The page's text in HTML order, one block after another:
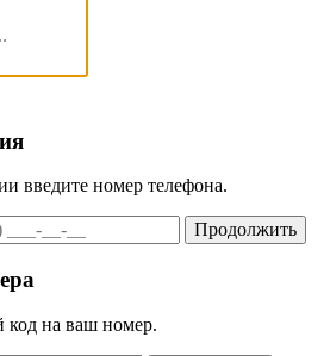
введите номер телефона.
Продолжить
код на ваш номер.